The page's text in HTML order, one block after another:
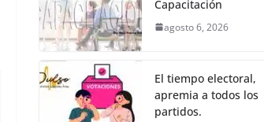
b
o
o
k
A
p
n
er
Capacitación
agosto 6, 2026
El tiempo electoral,
apremia a todos los
partidos.